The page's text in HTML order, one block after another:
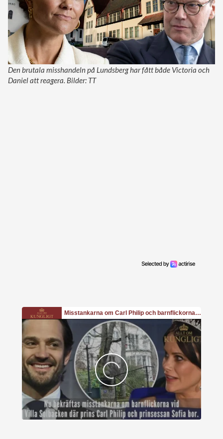
Den brutala misshandeln på Lundsberg har fått både Victoria och
Daniel att reagera. Bilder: TT